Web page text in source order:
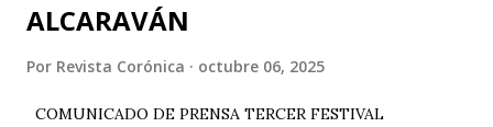
ALCARAVÁN
Por Revista Corónica octubre 06, 2025
COMUNICADO DE PRENSA TERCER FESTIVAL